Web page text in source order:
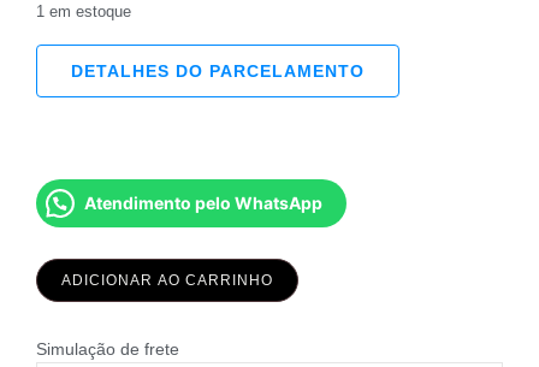
1 em estoque
DETALHES DO PARCELAMENTO
Atendimento pelo WhatsApp
ADICIONAR AO CARRINHO
Simulação de frete